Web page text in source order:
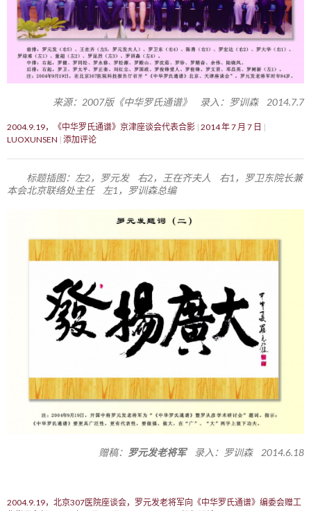
来源：2007版《中华罗氏通谱》 录入：罗训森 2014.7.7
2004.9.19，《中华罗氏通谱》京津座谈会代表合影 2014 年 7 月 7 日
LUOXUNSEN 添加评论
标题插图：左2，罗元发 右2，王在齐夫人 右1，罗卫东院长兼
本会北京联络处主任 左1，罗训森总编
赠稿： 罗元发老将军录入：罗训森 2014.6.18
2004.9.19，北京307医院座谈会，罗元发老将军向《中华罗氏通谱》编委会赠工